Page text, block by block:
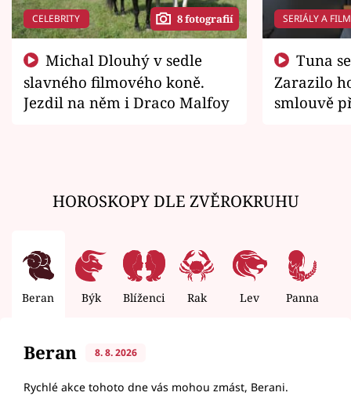
CELEBRITY 8 fotografií
slavného filmového koně.
Jezdil na něm i Draco Malfoy
SERIÁLY A
Zarazilo
smlouvě
HOROSKOPY DLE ZVĚROKRUHU
Beran Býk Blíženci Rak Lev Panna
Beran 8. 8. 2026
Rychlé akce tohoto dne vás mohou zmást, Berani.